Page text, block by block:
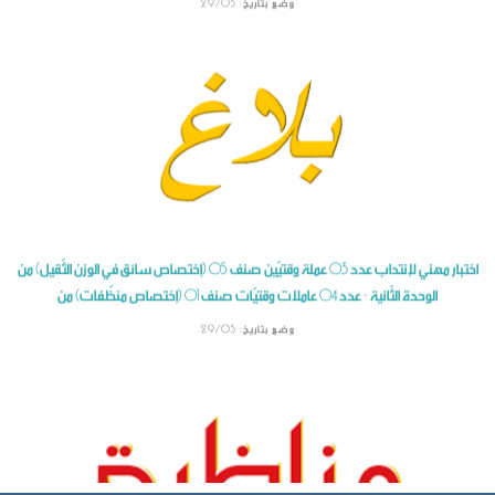
الوحدة الثّانية - عدد 04 عاملات وقتيّات صنف 01 (إختصاص منظّفات) من
وضع بتاريخ: 29/05